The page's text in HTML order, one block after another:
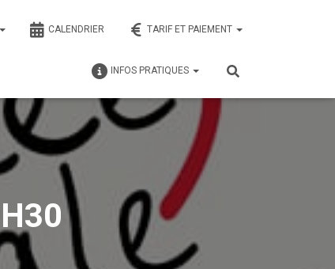
CALENDRIER TARIF ET PAIEMENT
INFOS PRATIQUES